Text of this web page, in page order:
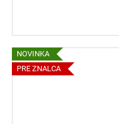
NOVINKA
PRE ZNALCA